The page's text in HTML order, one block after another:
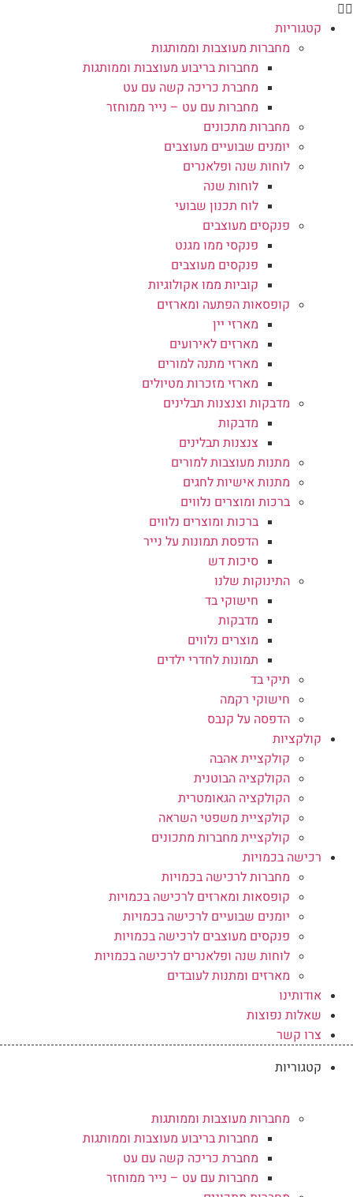
קטגוריות
מחברות מעוצבות וממותגות
מחברות בריבוע מעוצבות וממותגות
מחברת כריכה קשה עם עט
מחברות עם עט – נייר ממוחזר
מחברות מתכונים
יומנים שבועיים מעוצבים
לוחות שנה ופלאנרים
לוחות שנה
לוח תכנון שבועי
פנקסים מעוצבים
פנקסי ממו מגנט
פנקסים מעוצבים
קוביות ממו אקולוגיות
קופסאות הפתעה ומארזים
מארזי יין
מארזים לאירועים
מארזי מתנה למורים
מארזי מזכרות מטיולים
מדבקות וצנצנות תבלינים
מדבקות
צנצנות תבלינים
מתנות מעוצבות למורים
מתנות אישיות לחגים
ברכות ומוצרים נלווים
ברכות ומוצרים נלווים
הדפסת תמונות על נייר
סיכות דש
התינוקות שלנו
חישוקי בד
מדבקות
מוצרים נלווים
תמונות לחדרי ילדים
תיקי בד
חישוקי רקמה
הדפסה על קנבס
קולקציות
קולקציית אהבה
הקולקציה הבוטנית
הקולקציה הגאומטרית
קולקציית משפטי השראה
קולקציית מחברות מתכונים
רכישה בכמויות
מחברות לרכישה בכמויות
קופסאות ומארזים לרכישה בכמויות
יומנים שבועיים לרכישה בכמויות
פנקסים מעוצבים לרכישה בכמויות
לוחות שנה ופלאנרים לרכישה בכמויות
מארזים ומתנות לעובדים
אודותינו
שאלות נפוצות
צרו קשר
קטגוריות
מחברות מעוצבות וממותגות
מחברות בריבוע מעוצבות וממותגות
מחברת כריכה קשה עם עט
מחברות עם עט – נייר ממוחזר